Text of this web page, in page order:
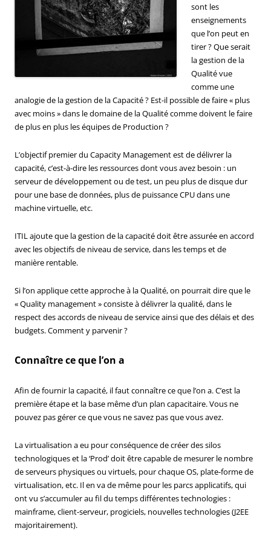
sont les
enseignements
que l’on peut en
tirer ? Que serait
la gestion de la
Qualité vue
comme une
analogie de la gestion de la Capacité ? Est-il possible de faire « plus
avec moins » dans le domaine de la Qualité comme doivent le faire
de plus en plus les équipes de Production ?
L’objectif premier du Capacity Management est de délivrer la
capacité, c’est-à-dire les ressources dont vous avez besoin : un
serveur de développement ou de test, un peu plus de disque dur
pour une base de données, plus de puissance CPU dans une
machine virtuelle, etc.
ITIL ajoute que la gestion de la capacité doit être assurée en accord
avec les objectifs de niveau de service, dans les temps et de
manière rentable.
Si l’on applique cette approche à la Qualité, on pourrait dire que le
« Quality management » consiste à délivrer la qualité, dans le
respect des accords de niveau de service ainsi que des délais et des
budgets. Comment y parvenir ?
Connaître ce que l’on a
Afin de fournir la capacité, il faut connaître ce que l’on a. C’est la
première étape et la base même d’un plan capacitaire. Vous ne
pouvez pas gérer ce que vous ne savez pas que vous avez.
La virtualisation a eu pour conséquence de créer des silos
technologiques et la ‘Prod’ doit être capable de mesurer le nombre
de serveurs physiques ou virtuels, pour chaque OS, plate-forme de
virtualisation, etc. Il en va de même pour les parcs applicatifs, qui
ont vu s’accumuler au fil du temps différentes technologies :
mainframe, client-serveur, progiciels, nouvelles technologies (J2EE
majoritairement).